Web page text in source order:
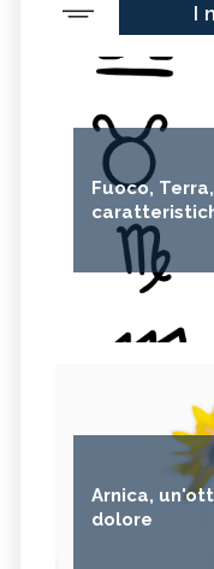
I
Fuoco,
Arnica,
dolore